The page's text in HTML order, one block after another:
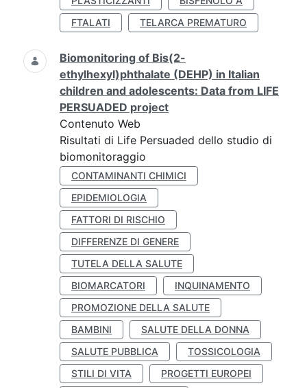
FTALATI
TELARCA PREMATURO
Biomonitoring of Bis(2-
ethylhexyl)phthalate (DEHP) in Italian
children and adolescents: Data from LIFE
PERSUADED project
Contenuto Web
Risultati di Life Persuaded dello studio di
biomonitoraggio
CONTAMINANTI CHIMICI
EPIDEMIOLOGIA
FATTORI DI RISCHIO
DIFFERENZE DI GENERE
TUTELA DELLA SALUTE
BIOMARCATORI
INQUINAMENTO
PROMOZIONE DELLA SALUTE
BAMBINI
SALUTE DELLA DONNA
SALUTE PUBBLICA
TOSSICOLOGIA
STILI DI VITA
PROGETTI EUROPEI